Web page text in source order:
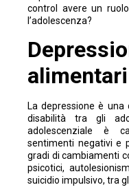
control avere un
l’adolescenza?
alimentari
La depressione è
disabilità tra gli
adolescenziale è
sentimenti negativi e
gradi di cambiamenti
psicotici,
suicidio impulsivo, tra